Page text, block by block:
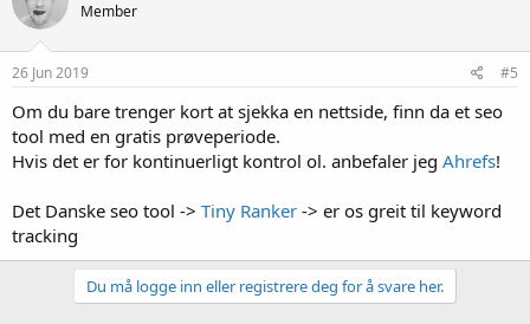
Member
26 Jun 2019 #5
Om du bare trenger kort at sjekka en nettside, finn da et seo
tool med en gratis prøveperiode.
Hvis det er for kontinuerligt kontrol ol. anbefaler jeg Ahrefs!
Det Danske seo tool -> Tiny Ranker -> er os greit til keyword
tracking
Du må logge inn eller registrere deg for å svare her.